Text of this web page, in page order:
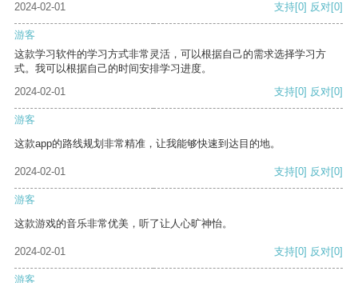
2024-02-01 支持[0] 反对[0]
游客
这款学习软件的学习方式非常灵活，可以根据自己的需求选择学习方
式。我可以根据自己的时间安排学习进度。
2024-02-01
支持[0] 反对[0]
游客
这款app的路线规划非常精准，让我能够快速到达目的地。
2024-02-01 支持[0] 反对[0]
游客
这款游戏的音乐非常优美，听了让人心旷神怡。
2024-02-01 支持[0] 反对[0]
游客